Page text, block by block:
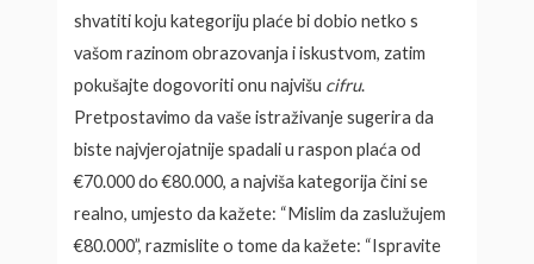
shvatiti koju kategoriju plaće bi dobio netko s
vašom razinom obrazovanja i iskustvom, zatim
pokušajte dogovoriti onu najvišu cifru.
Pretpostavimo da vaše istraživanje sugerira da
biste najvjerojatnije spadali u raspon plaća od
€70.000 do €80.000, a najviša kategorija čini se
realno, umjesto da kažete: “Mislim da zaslužujem
€80.000”, razmislite o tome da kažete: “Ispravite